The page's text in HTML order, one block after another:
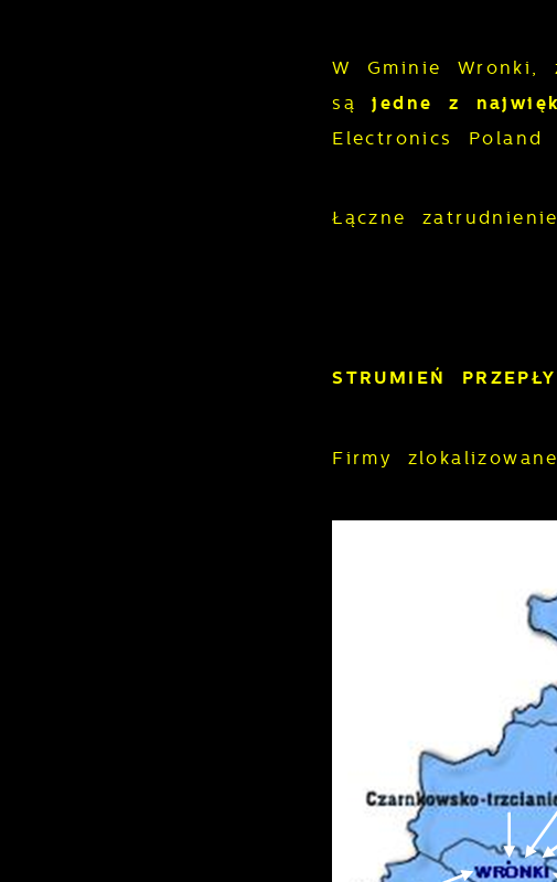
W Gminie Wronki,
sąjedne z
Electronics Poland
Łączne
STRUMIEŃ
Firmy